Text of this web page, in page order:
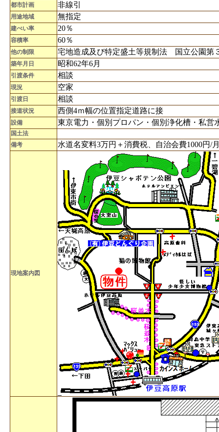
都市計画 非線引
用途地域 無指定
建ぺい率 20％
容積率 60％
他の制限 宅地造成及び特定盛土等規制法 国立公園第
築年月日 昭和62年6月
引渡条件 相談
現況 空家
引渡日 相談
接道状況 西側4ｍ幅の位置指定道路に接
設備 東京電力・個別プロパン・個別浄化槽・私営
国土法
備考
水道名変料3万円＋消費税、自治会費1000円/
現地案内図